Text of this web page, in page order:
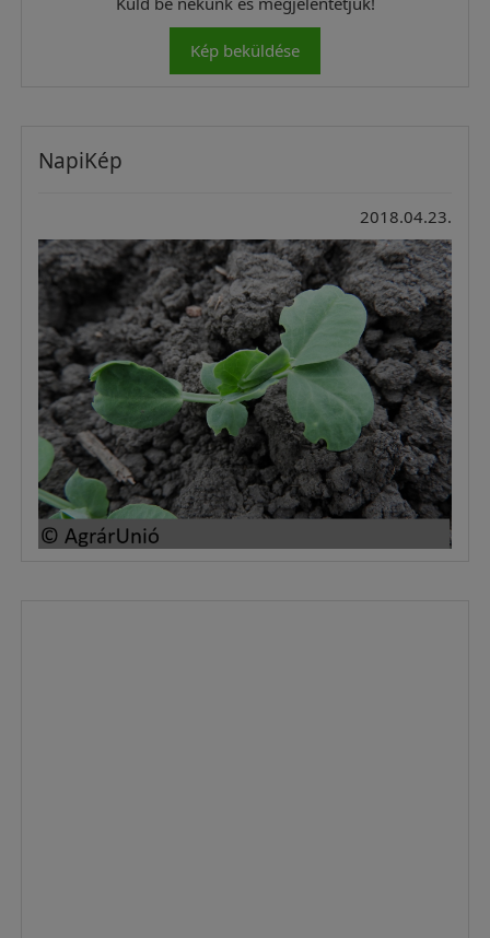
Kép beküldése
NapiKép
2018.04.23.